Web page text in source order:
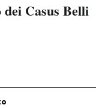
Casus Belli